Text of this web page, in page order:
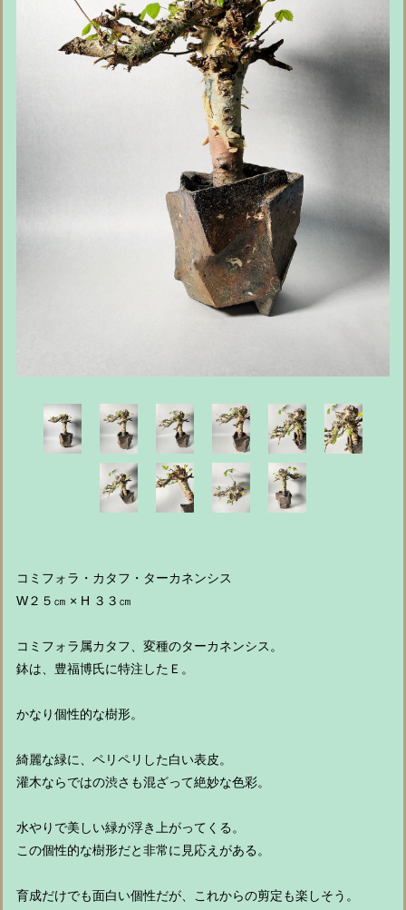
コミフォラ・カタフ・ターカネンシス
W２５㎝ × H ３３㎝
コミフォラ属カタフ、変種のターカネンシス。
鉢は、豊福博氏に特注したＥ。
かなり個性的な樹形。
綺麗な緑に、ペリペリした白い表皮。
灌木ならではの渋さも混ざって絶妙な色彩。
水やりで美しい緑が浮き上がってくる。
この個性的な樹形だと非常に見応えがある。
育成だけでも面白い個性だが、これからの剪定も楽しそう。